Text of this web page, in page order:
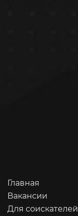
Главная
Вакансии
Для соискателей